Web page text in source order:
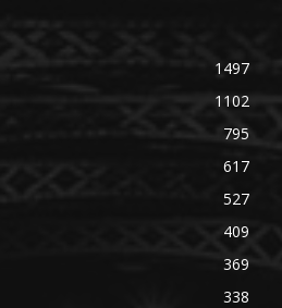
1497
1102
795
617
527
409
369
338